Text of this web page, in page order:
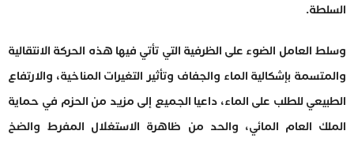
السلطة.
وسلط العامل الضوء على الظرفية التي تأتي فيها هذه الحركة الانتقالية
والمتسمة بإشكالية الماء والجفاف وتأثير التغيرات المناخية، والارتفاع
الطبيعي للطلب على الماء، داعيا الجميع إلى مزيد من الحزم في حماية
الملك العام المائي، والحد من ظاهرة الاستغلال المفرط والضخ